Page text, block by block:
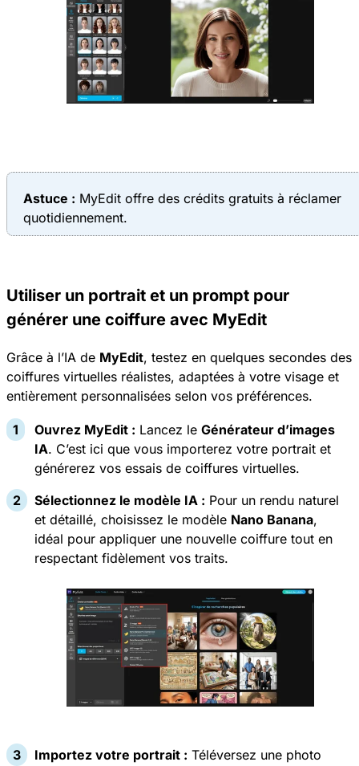
Astuce : MyEdit offre des crédits gratuits à réclamer
quotidiennement.
Utiliser un portrait et un prompt pour
générer une coiffure avec MyEdit
Grâce à l’IA de MyEdit, testez en quelques secondes des
coiffures virtuelles réalistes, adaptées à votre visage et
entièrement personnalisées selon vos préférences.
Ouvrez MyEdit : Lancez le Générateur d’images
IA. C’est ici que vous importerez votre portrait et
générerez vos essais de coiffures virtuelles.
Sélectionnez le modèle IA : Pour un rendu naturel
et détaillé, choisissez le modèle Nano Banana,
idéal pour appliquer une nouvelle coiffure tout en
respectant fidèlement vos traits.
Importez votre portrait : Téléversez une photo